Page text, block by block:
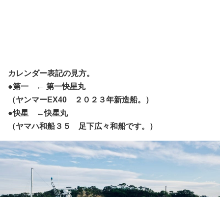
カレンダー表記の見方。
●第一 ← 第一快星丸
（ヤンマーEX40 ２０２３年新造船。）
●快星 ←快星丸
（ヤマハ和船３５ 足下広々和船です。）